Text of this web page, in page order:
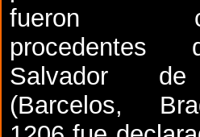
fueron
Salvador
(Barcelos,